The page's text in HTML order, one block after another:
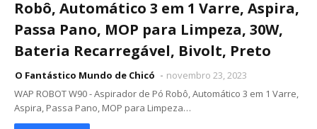
Robô, Automático 3 em 1 Varre, Aspira,
Passa Pano, MOP para Limpeza, 30W,
Bateria Recarregável, Bivolt, Preto
O Fantástico Mundo de Chicó
novembro 23, 2023
WAP ROBOT W90 - Aspirador de Pó Robô, Automático 3 em 1 Varre,
Aspira, Passa Pano, MOP para Limpeza…